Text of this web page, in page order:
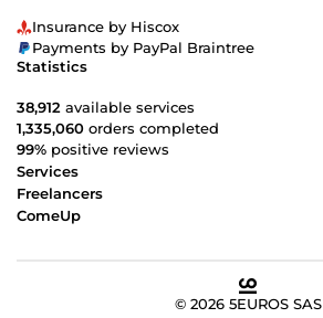
Insurance by Hiscox
Payments by PayPal Braintree
Statistics
38,912 available services
1,335,060 orders completed
99% positive reviews
Services
Freelancers
ComeUp
© 2026 5EUROS SAS